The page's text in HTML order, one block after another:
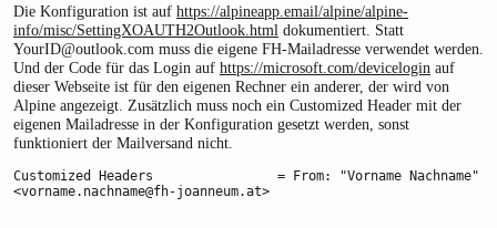
Die Konfiguration ist auf https://alpineapp.email/alpine/alpine-
info/misc/SettingXOAUTH2Outlook.html dokumentiert. Statt
YourID@outlook.com muss die eigene FH-Mailadresse verwendet werden.
Und der Code für das Login auf https://microsoft.com/devicelogin auf
dieser Webseite ist für den eigenen Rechner ein anderer, der wird von
Alpine angezeigt. Zusätzlich muss noch ein Customized Header mit der
eigenen Mailadresse in der Konfiguration gesetzt werden, sonst
funktioniert der Mailversand nicht.
Customized Headers                = From: "Vorname Nachname"
<vorname.nachname@fh-joanneum.at>